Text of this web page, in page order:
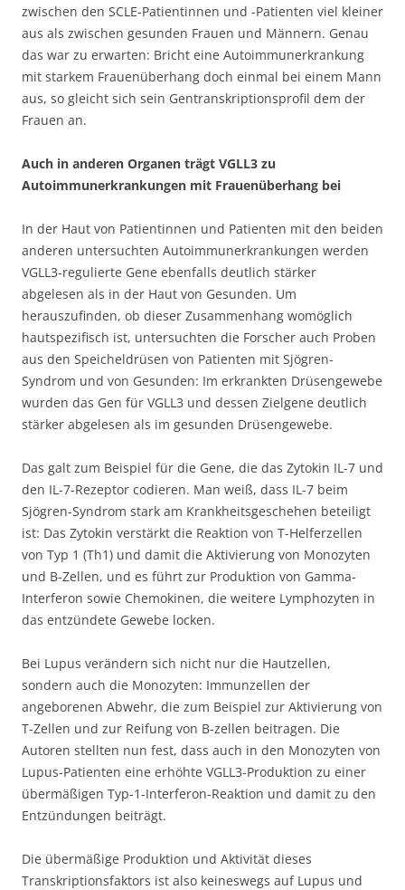
zwischen den SCLE-Patientinnen und -Patienten viel kleiner
aus als zwischen gesunden Frauen und Männern. Genau
das war zu erwarten: Bricht eine Autoimmunerkrankung
mit starkem Frauenüberhang doch einmal bei einem Mann
aus, so gleicht sich sein Gentranskriptionsprofil dem der
Frauen an.
Auch in anderen Organen trägt VGLL3 zu
Autoimmunerkrankungen mit Frauenüberhang bei
In der Haut von Patientinnen und Patienten mit den beiden
anderen untersuchten Autoimmunerkrankungen werden
VGLL3-regulierte Gene ebenfalls deutlich stärker
abgelesen als in der Haut von Gesunden. Um
herauszufinden, ob dieser Zusammenhang womöglich
hautspezifisch ist, untersuchten die Forscher auch Proben
aus den Speicheldrüsen von Patienten mit Sjögren-
Syndrom und von Gesunden: Im erkrankten Drüsengewebe
wurden das Gen für VGLL3 und dessen Zielgene deutlich
stärker abgelesen als im gesunden Drüsengewebe.
Das galt zum Beispiel für die Gene, die das Zytokin IL-7 und
den IL-7-Rezeptor codieren. Man weiß, dass IL-7 beim
Sjögren-Syndrom stark am Krankheitsgeschehen beteiligt
ist: Das Zytokin verstärkt die Reaktion von T-Helferzellen
von Typ 1 (Th1) und damit die Aktivierung von Monozyten
und B-Zellen, und es führt zur Produktion von Gamma-
Interferon sowie Chemokinen, die weitere Lymphozyten in
das entzündete Gewebe locken.
Bei Lupus verändern sich nicht nur die Hautzellen,
sondern auch die Monozyten: Immunzellen der
angeborenen Abwehr, die zum Beispiel zur Aktivierung von
T-Zellen und zur Reifung von B-zellen beitragen. Die
Autoren stellten nun fest, dass auch in den Monozyten von
Lupus-Patienten eine erhöhte VGLL3-Produktion zu einer
übermäßigen Typ-1-Interferon-Reaktion und damit zu den
Entzündungen beiträgt.
Die übermäßige Produktion und Aktivität dieses
Transkriptionsfaktors ist also keineswegs auf Lupus und